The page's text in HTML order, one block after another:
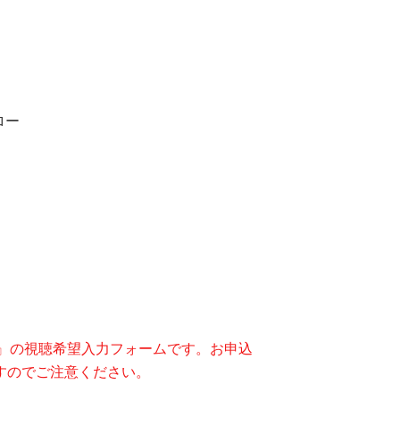
ー
の視聴希望入力フォームです。お申込
でご注意ください。